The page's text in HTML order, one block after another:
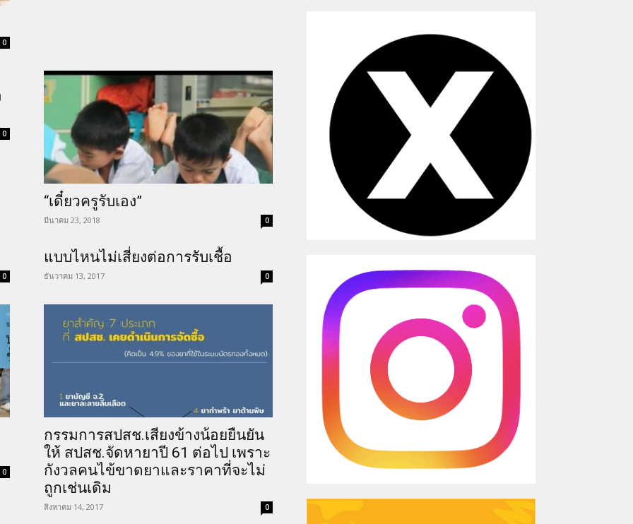
ไอวี/
เอดส์
0
0
“เดี๋ยวครูรับเอง”
มีนาคม 23, 2018 0
0
แบบไหนไม่เสี่ยงต่อการรับเชื้อ
ธันวาคม 13, 2017 0
0
กรรมการสปสช.เสียงข้างน้อยยืนยัน
ให้ สปสช.จัดหายาปี 61 ต่อไป เพราะ
กังวลคนไข้ขาดยาและราคาที่จะไม่
ถูกเช่นเดิม
สิงหาคม 14, 2017 0